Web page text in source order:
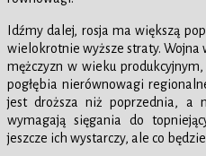
Idźmy dalej, rosja ma większą
wielokrotnie wyższe straty. Wojna
mężczyzn w wieku
pogłębia nierównowagi
jest droższa niż poprzednia, a
wymagają sięgania do
jeszcze ich wystarczy, ale co